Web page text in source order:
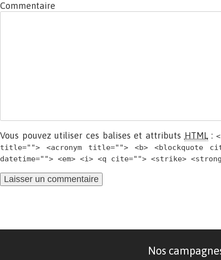
Commentaire
Vous pouvez utiliser ces balises et attributs HTML:
title=""> <acronym title=""> <b> <blockquote
datetime=""> <em> <i> <q cite=""> <strike>
Nos